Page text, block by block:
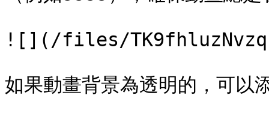
![](/files/
如果動畫背景為透明的，可以